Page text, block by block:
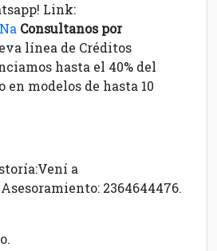
Link:
Consultanos por
línea de Créditos
hasta el 40% del
modelos de hasta 10
a
2364644476.